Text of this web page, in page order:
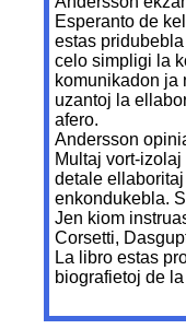
Esperanto de
estas
celo simpligi la
komunikadon ja
uzantoj la
afero.
Andersson
Multaj vort-
detale
enkondukebla.
Jen kiom
Corsetti,
La libro estas
biografietoj de